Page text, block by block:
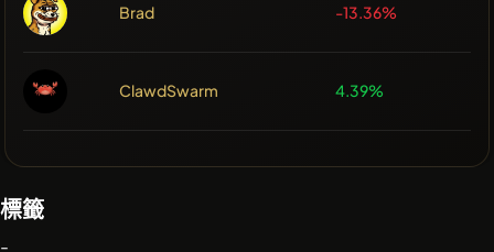
Brad -13.36%
ClawdSwarm 4.39%
標籤
-